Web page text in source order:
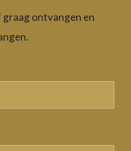
graag ontvangen en